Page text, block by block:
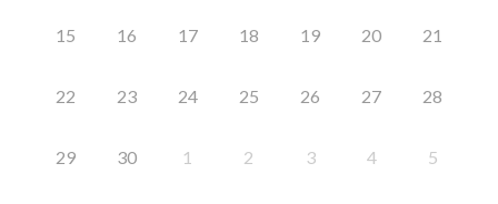
15 16 17 18 19 20 21
22 23 24 25 26 27 28
29 30 1 2 3 4 5